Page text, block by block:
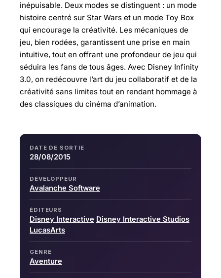
inépuisable. Deux modes se distinguent : un mode
histoire centré sur Star Wars et un mode Toy Box
qui encourage la créativité. Les mécaniques de
jeu, bien rodées, garantissent une prise en main
intuitive, tout en offrant une profondeur de jeu qui
séduira les fans de tous âges. Avec Disney Infinity
3.0, on redécouvre l’art du jeu collaboratif et de la
créativité sans limites tout en rendant hommage à
des classiques du cinéma d’animation.
DATE DE SORTIE
28/08/2015
DÉVELOPPEUR
Avalanche Software
ÉDITEURS
Disney Interactive Disney Interactive Studios
LucasArts
GENRE
Aventure